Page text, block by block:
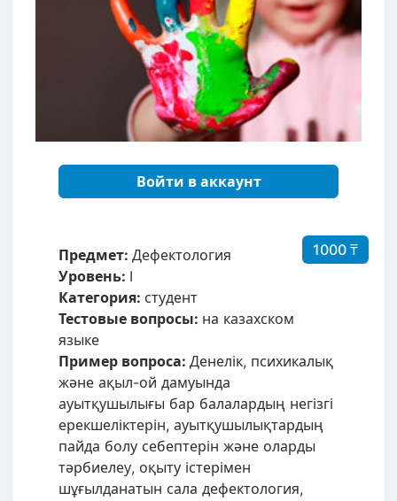
Войти в аккаунт
1000 ₸
Предмет: Дефектология
Уровень: I
Категория: студент
Тестовые вопросы: на казахском
языке
Пример вопроса: Денелік, психикалық
және ақыл-ой дамуында
ауытқушылығы бар балалардың негізгі
ерекшеліктерін, ауытқушылықтардың
пайда болу себептерін және оларды
тәрбиелеу, оқыту істерімен
шұғылданатын сала дефектология,